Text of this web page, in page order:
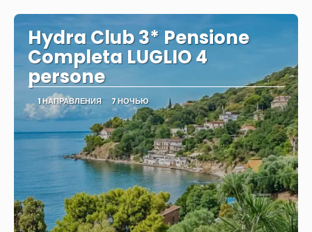
Hydra Club 3* Pensione
Completa LUGLIO 4
persone
1 НАПРАВЛЕНИЯ 7 НОЧЬЮ